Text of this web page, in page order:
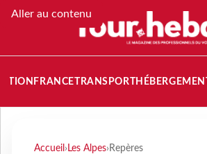
Aller au contenu
FRANCETRANSPORT
Accueil › Les Alpes› Repères